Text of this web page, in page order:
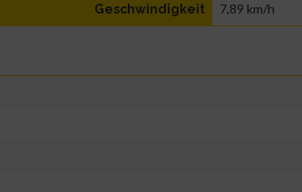
Geschwindigkeit 7,89 km/h